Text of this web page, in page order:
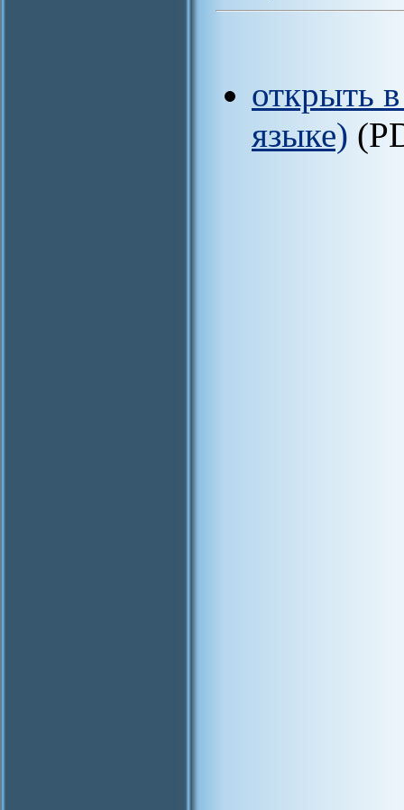
открыть
языке)